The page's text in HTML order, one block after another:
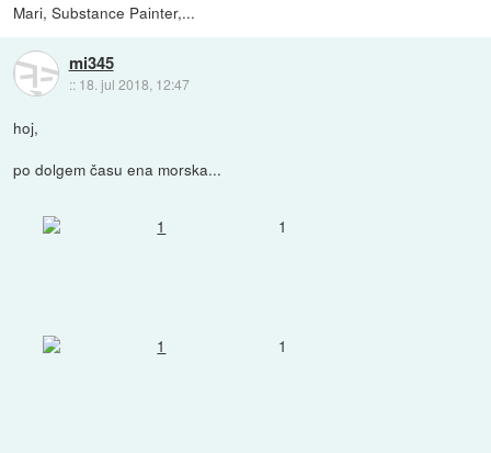
Mari, Substance Painter,...
mi345
:: 18. jul 2018, 12:47
hoj,
po dolgem času ena morska...
1
1